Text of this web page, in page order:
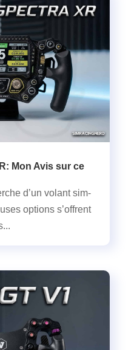
Mon Avis sur ce
d’un volant sim-
options s’offrent